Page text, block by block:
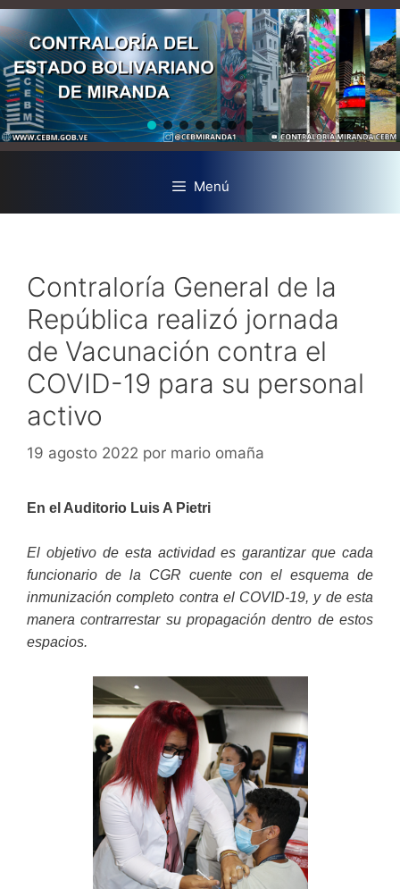
Menú
Contraloría General de la
República realizó jornada
de Vacunación contra el
COVID-19 para su personal
activo
19 agosto 2022 por mario omaña
En el Auditorio Luis A Pietri
El objetivo de esta actividad es garantizar que cada
funcionario de la CGR cuente con el esquema de
inmunización completo contra el COVID-19, y de esta
manera contrarrestar su propagación dentro de estos
espacios.